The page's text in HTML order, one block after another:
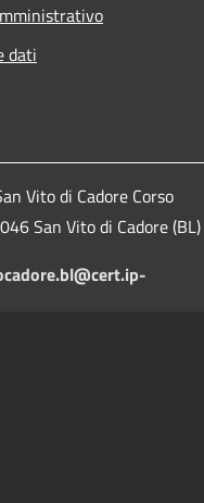
dati
Vito di Cadore Corso
San Vito di Cadore (BL)